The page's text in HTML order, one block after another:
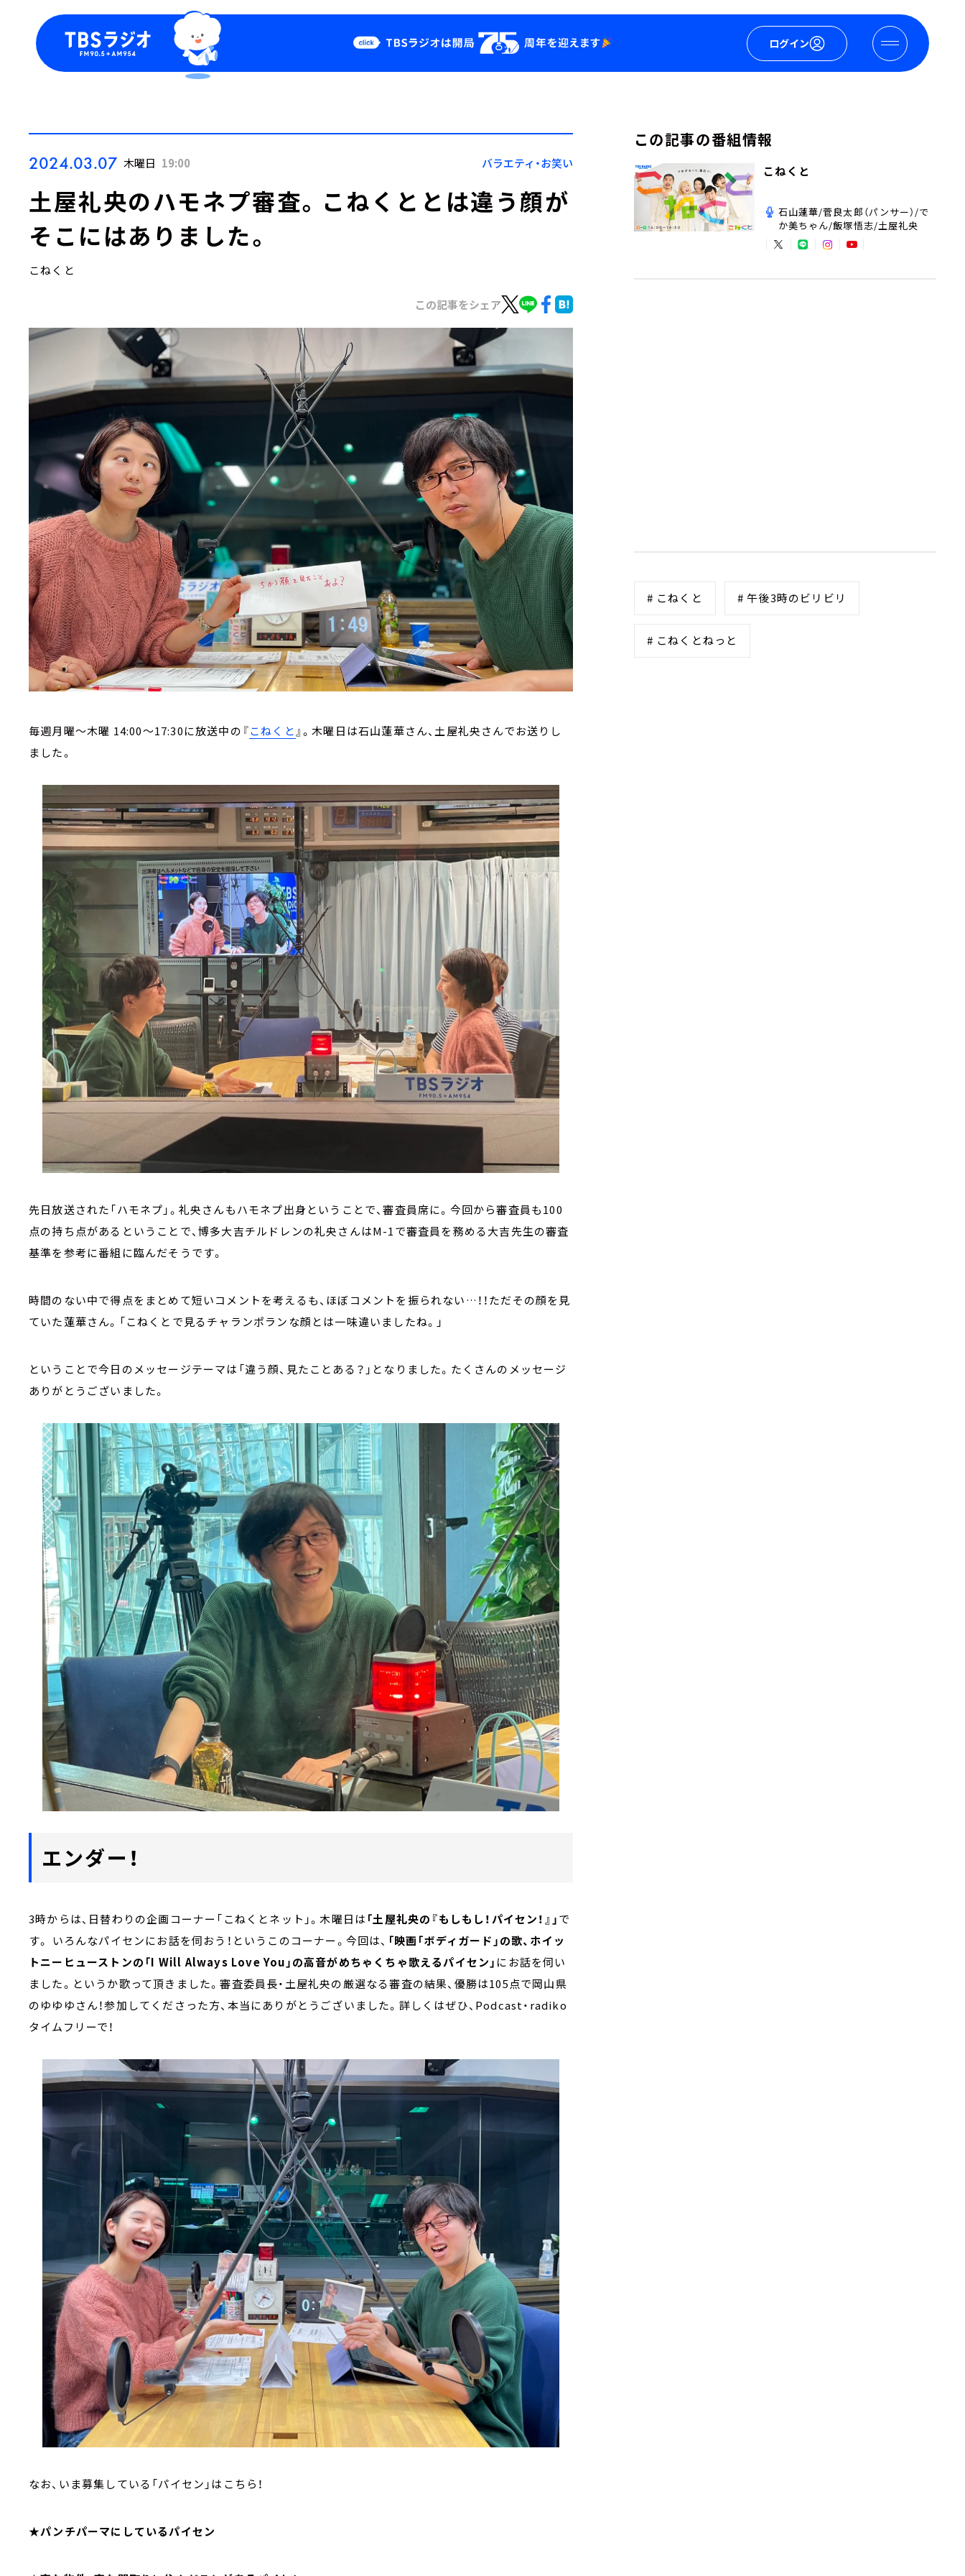
ログイン
Podcast
YouTube
会社情報
2024.03.07 木曜日 19:00 バラエティ・お笑い
土屋礼央のハモネプ審査。こねくととは違う顔が
そこにはありました。
こねくと
この記事をシェア
毎週月曜～木曜 14:00～17:30に放送中の『こねくと 』。木曜日は石山蓮華さん、土屋礼央さんでお送りし
ました。
先日放送された「ハモネプ」。礼央さんもハモネプ出身ということで、審査員席に。今回から審査員も100
点の持ち点があるということで、博多大吉チルドレンの礼央さんはM-1で審査員を務める大吉先生の審査
基準を参考に番組に臨んだそうです。
時間のない中で得点をまとめて短いコメントを考えるも、ほぼコメントを振られない…！！ただその顔を見
ていた蓮華さん。「こねくとで見るチャランポランな顔とは一味違いましたね。」
ということで今日のメッセージテーマは「違う顔、見たことある？」となりました。たくさんのメッセージ
ありがとうございました。
エンダー！
3時からは、日替わりの企画コーナー「こねくとネット」。木曜日は 「土屋礼央の『もしもし！パイセン！』」で
す。 いろんなパイセンにお話を伺おう！というこのコーナー。今回は、 「映画「ボディガード」の歌、ホイッ
トニーヒューストンの「I Will Always Love You」の高音がめちゃくちゃ歌えるパイセン」 にお話を伺い
ました。というか歌って頂きました。審査委員長・土屋礼央の厳選なる審査の結果、優勝は105点で岡山県
のゆゆゆさん！参加してくださった方、本当にありがとうございました。詳しくはぜひ、Podcast・radiko
タイムフリーで！
なお、いま募集している「パイセン」はこちら！
★パンチパーマにしているパイセン
この記事の番組情報
こねくと
石山蓮華/菅良太郎（パンサー）/で
か美ちゃん/飯塚悟志/土屋礼央
# こねくと # 午後3時のビリビリ
# こねくとねっと